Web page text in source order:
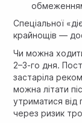
Спеціальної
крайнощів —
Чи можна
2–3-го дня.
застаріла
можна літати
утриматися
через ризик